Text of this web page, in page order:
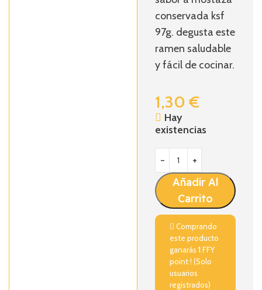
conservada ksf
97g. degusta este
ramen saludable
y fácil de cocinar.
1,30€
Hay
existencias
Añadir Al
Carrito
Comprando
este producto
ganarás1FFY
point ! (Solo
usuarios
registrados)